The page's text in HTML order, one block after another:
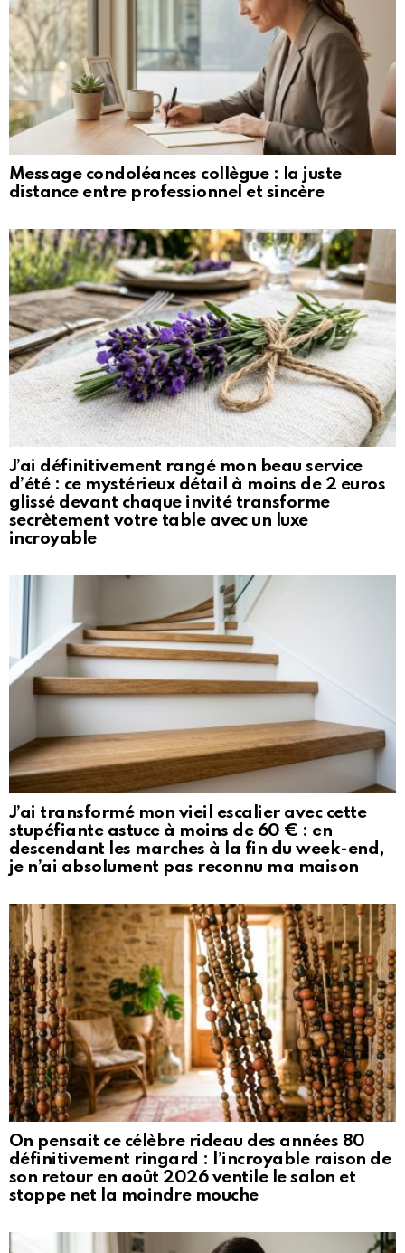
Message condoléances collègue : la juste
distance entre professionnel et sincère
J’ai définitivement rangé mon beau service
d’été : ce mystérieux détail à moins de 2 euros
glissé devant chaque invité transforme
secrètement votre table avec un luxe
incroyable
J’ai transformé mon vieil escalier avec cette
stupéfiante astuce à moins de 60 € : en
descendant les marches à la fin du week-end,
je n’ai absolument pas reconnu ma maison
On pensait ce célèbre rideau des années 80
définitivement ringard : l’incroyable raison de
son retour en août 2026 ventile le salon et
stoppe net la moindre mouche